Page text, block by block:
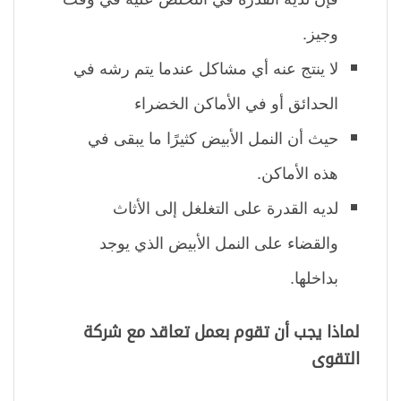
وجيز.
لا ينتج عنه أي مشاكل عندما يتم رشه في
الحدائق أو في الأماكن الخضراء
حيث أن النمل الأبيض كثيرًا ما يبقى في
هذه الأماكن.
لديه القدرة على التغلغل إلى الأثاث
والقضاء على النمل الأبيض الذي يوجد
بداخلها.
لماذا يجب أن تقوم بعمل تعاقد مع شركة
التقوى